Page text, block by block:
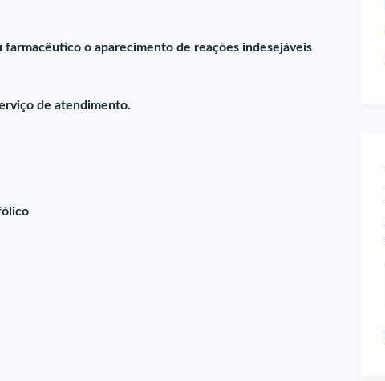
o aparecimento de reações indesejáveis
de atendimento.